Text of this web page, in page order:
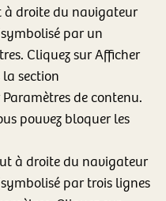
à droite du navigateur
par un
Cliquez sur Afficher
section
de contenu.
pouvez bloquer les
à droite du navigateur
par trois lignes